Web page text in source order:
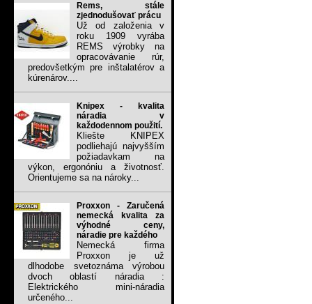
Rems, stále
zjednodušovať prácu
Už od založenia v
roku 1909 vyrába
REMS výrobky na
opracovávanie rúr,
predovšetkým pre inštalatérov a
kúrenárov....
Knipex - kvalita
náradia v
každodennom použití.
Kliešte KNIPEX
podliehajú najvyšším
požiadavkam na
výkon, ergonóniu a životnosť.
Orientujeme sa na nároky...
Proxxon - Zaručená
nemecká kvalita za
výhodné ceny,
náradie pre každého
Nemecká firma
Proxxon je už
dlhodobe svetoznáma výrobou
dvoch oblastí náradia :
Elektrického mini-náradia
určeného...